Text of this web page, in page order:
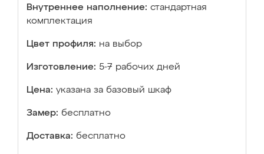
Внутреннее наполнение: стандартная
комплектация
Цвет профиля: на выбор
Изготовление: 5-7 рабочих дней
Цена: указана за базовый шкаф
Замер: бесплатно
Доставка: бесплатно